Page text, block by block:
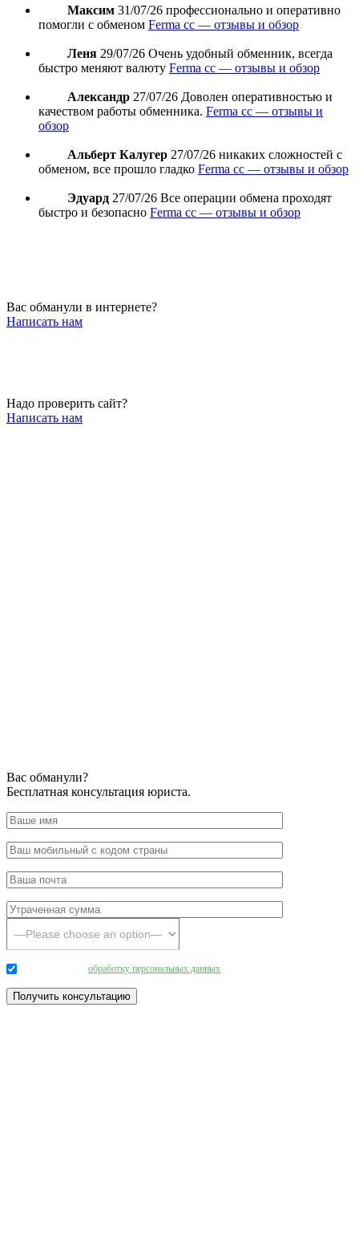
Максим 31/07/26 профессионально и оперативно
помогли с обменом Ferma cc — отзывы и обзор
Леня 29/07/26 Очень удобный обменник, всегда
быстро меняют валюту Ferma cc — отзывы и обзор
Александр 27/07/26 Доволен оперативностью и
качеством работы обменника. Ferma cc — отзывы и
обзор
Альберт Калугер 27/07/26 никаких сложностей с
обменом, все прошло гладко Ferma cc — отзывы и обзор
Эдуард 27/07/26 Все операции обмена проходят
быстро и безопасно Ferma cc — отзывы и обзор
Вас обманули в интернете?
Написать нам
Надо проверить сайт?
Написать нам
Вас обманули?
Бесплатная консультация юриста.
обработку персональных данных